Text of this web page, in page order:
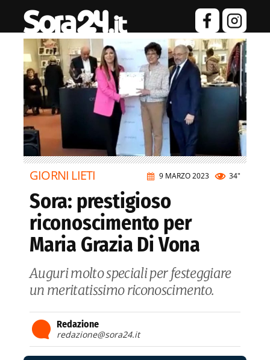
9 MARZO 2023 34"
GIORNI LIETI
Sora: prestigioso
riconoscimento per
Maria Grazia Di Vona
Auguri molto speciali per festeggiare
un meritatissimo riconoscimento.
Redazione
redazione@sora24.it